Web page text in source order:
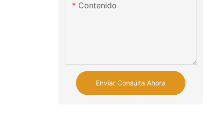
Contenido
Enviar Consulta Ahora